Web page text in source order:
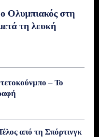
ο Ολυμπιακός στη
τη λευκή
– Το
από τη Σπόρτινγκ